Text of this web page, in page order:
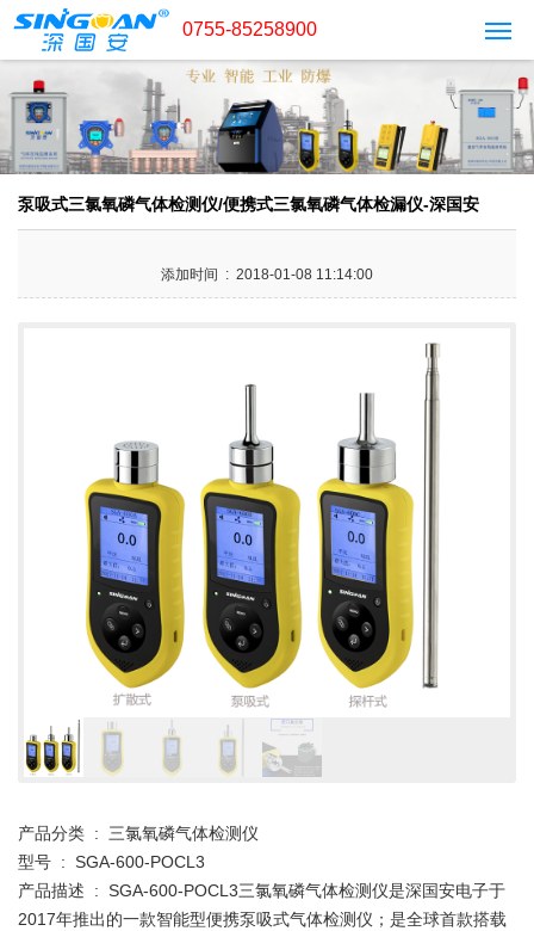
0755-85258900
泵吸式三氯氧磷气体检测仪/便携式三氯氧磷气体检漏仪-深国安
添加时间 : 2018-01-08 11:14:00
产品分类 : 三氯氧磷气体检测仪
型号 : SGA-600-POCL3
产品描述 : SGA-600-POCL3三氯氧磷气体检测仪是深国安电子于
2017年推出的一款智能型便携泵吸式气体检测仪；是全球首款搭载